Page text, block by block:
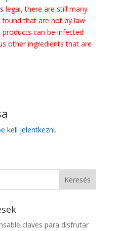
legal, there are still many
that are not by law
can be infected
other ingredients that are
kell jelentkezni.
claves para disfrutar